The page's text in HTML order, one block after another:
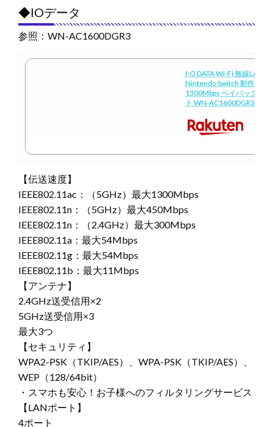
◆IOデータ
参照：WN-AC1600DGR3
I-O DATA Wi-Fi 無線LAN
Nintendo Switch 動作確認
1300Mbps ペイバック保
ト WN-AC1600DGR3 (旧
【伝送速度】
IEEE802.11ac：（5GHz）最大1300Mbps
IEEE802.11n：（5GHz）最大450Mbps
IEEE802.11n：（2.4GHz）最大300Mbps
IEEE802.11a：最大54Mbps
IEEE802.11g：最大54Mbps
IEEE802.11b：最大11Mbps
【アンテナ】
2.4GHz送受信用×2
5GHz送受信用×3
最大3つ
【セキュリティ】
WPA2-PSK（TKIP/AES）、WPA-PSK（TKIP/AES）、
WEP（128/64bit）
・スマホも安心！お子様へのフィルタリングサービス
【LANポート】
4ポート